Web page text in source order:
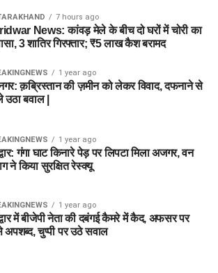
7 hours ago
News: कांवड़ मेले के बीच दो घरों में चोरी का
3 शातिर गिरफ्तार; ₹5 लाख कैश बरामद
1 year ago
क़ब्रिस्तान की ज़मीन को लेकर विवाद, दफनाने से
उठा बवाल |
1 year ago
गंगा घाट किनारे पेड़ पर लिपटा मिला अजगर, वन
ने किया सुरक्षित रेस्क्यू
1 year ago
में बीजेपी नेता की दबंगई कैमरे में कैद, अफसर पर
अपशब्द, चुप्पी पर उठे सवाल